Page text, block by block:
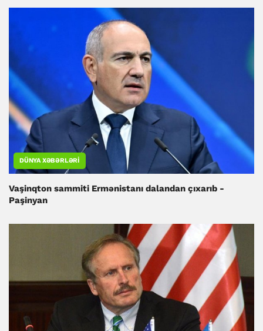
DÜNYA XƏBƏRLƏRI
Vaşinqton sammiti Ermənistanı dalandan çıxarıb -
Paşinyan